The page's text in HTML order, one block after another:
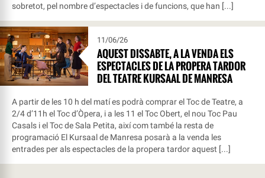
sobretot, pel nombre d’espectacles i de funcions, que han [...]
11/06/26
AQUEST DISSABTE, A LA VENDA ELS
ESPECTACLES DE LA PROPERA TARDOR
DEL TEATRE KURSAAL DE MANRESA
A partir de les 10 h del matí es podrà comprar el Toc de Teatre, a
2/4 d’11h el Toc d’Òpera, i a les 11 el Toc Obert, el nou Toc Pau
Casals i el Toc de Sala Petita, així com també la resta de
programació El Kursaal de Manresa posarà a la venda les
entrades per als espectacles de la propera tardor aquest [...]